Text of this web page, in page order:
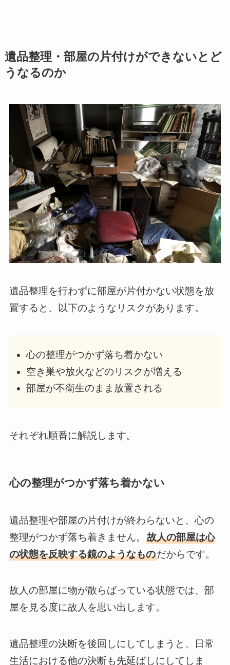
遺品整理・部屋の片付けができないとど
うなるのか
遺品整理を行わずに部屋が片付かない状態を放
置すると、以下のようなリスクがあります。
心の整理がつかず落ち着かない
空き巣や放火などのリスクが増える
部屋が不衛生のまま放置される
それぞれ順番に解説します。
心の整理がつかず落ち着かない
遺品整理や部屋の片付けが終わらないと、心の
整理がつかず落ち着きません。 故人の部屋は心
の状態を反映する鏡のようなものだからです。
故人の部屋に物が散らばっている状態では、部
屋を見る度に故人を思い出します。
遺品整理の決断を後回しにしてしまうと、日常
生活における他の決断も先延ばしにしてしま